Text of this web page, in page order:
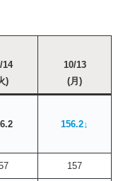
14
)
10/13
(月)
156.2↓
157